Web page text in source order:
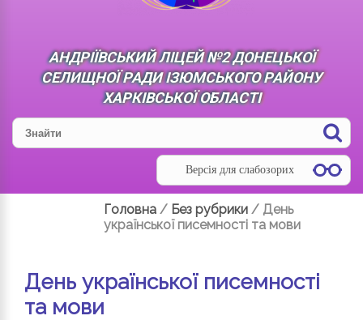
АНДРІЇВСЬКИЙ ЛІЦЕЙ №2 ДОНЕЦЬКОЇ
СЕЛИЩНОЇ РАДИ ІЗЮМСЬКОГО РАЙОНУ
ХАРКІВСЬКОЇ ОБЛАСТІ
Версія для слабозорих
Головна / Без рубрики / День
української писемності та мови
День української писемності
та мови